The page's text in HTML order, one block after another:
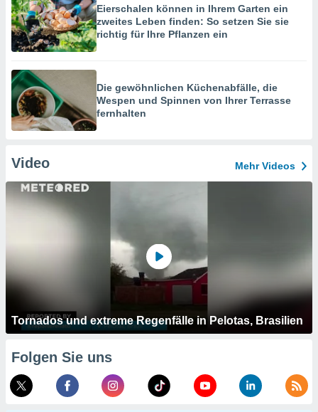
Eierschalen können in Ihrem Garten ein
zweites Leben finden: So setzen Sie sie
richtig für Ihre Pflanzen ein
Die gewöhnlichen Küchenabfälle, die
Wespen und Spinnen von Ihrer Terrasse
fernhalten
Video Mehr Videos
Tornados und extreme Regenfälle in Pelotas, Brasilien
Folgen Sie uns